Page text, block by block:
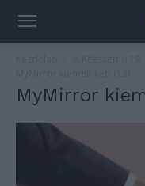
MyMirror